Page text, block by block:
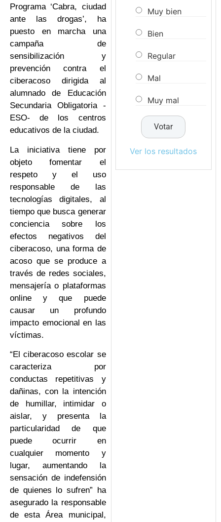
Programa ‘Cabra, ciudad
ante las drogas’, ha
puesto en marcha una
campaña de
sensibilización y
prevención contra el
ciberacoso dirigida al
alumnado de Educación
Secundaria Obligatoria -
ESO- de los centros
educativos de la ciudad.
La iniciativa tiene por
objeto fomentar el
respeto y el uso
responsable de las
tecnologías digitales, al
tiempo que busca generar
conciencia sobre los
efectos negativos del
ciberacoso, una forma de
acoso que se produce a
través de redes sociales,
mensajería o plataformas
online y que puede
causar un profundo
impacto emocional en las
víctimas.
“El ciberacoso escolar se
caracteriza por
conductas repetitivas y
dañinas, con la intención
de humillar, intimidar o
aislar, y presenta la
particularidad de que
puede ocurrir en
cualquier momento y
lugar, aumentando la
sensación de indefensión
de quienes lo sufren” ha
asegurado la responsable
de esta Área municipal,
Muy bien
Bien
Regular
Mal
Muy mal
Ver los resultados